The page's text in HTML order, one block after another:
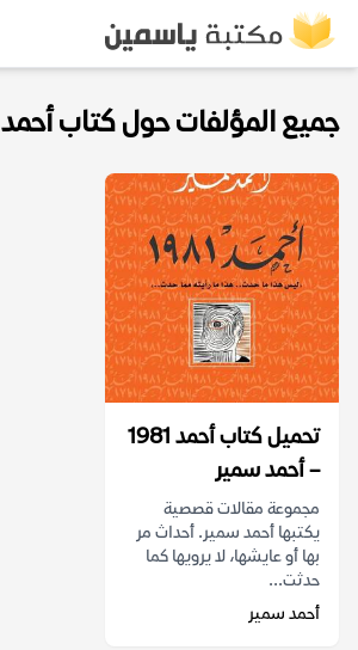
جميع المؤلفات حول كتاب أحمد 1981 pdf
تحميل كتاب أحمد 1981
– أحمد سمير
مجموعة مقالات قصصية
يكتبها أحمد سمير. أحداث مر
بها أو عايشها، لا يرويها كما
حدثت...
أحمد سمير